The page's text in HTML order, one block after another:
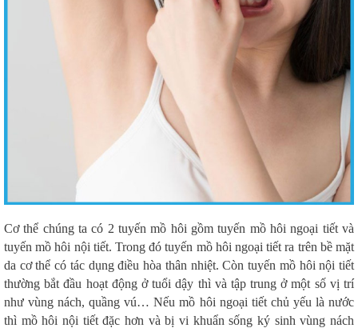
Cơ thể chúng ta có 2 tuyến mồ hôi gồm tuyến mồ hôi ngoại tiết và
tuyến mồ hôi nội tiết. Trong đó tuyến mồ hôi ngoại tiết ra trên bề mặt
da cơ thể có tác dụng điều hòa thân nhiệt. Còn tuyến mồ hôi nội tiết
thường bắt đầu hoạt động ở tuổi dậy thì và tập trung ở một số vị trí
như vùng nách, quầng vú… Nếu mồ hôi ngoại tiết chủ yếu là nước
thì mồ hôi nội tiết đặc hơn và bị vi khuẩn sống ký sinh vùng nách